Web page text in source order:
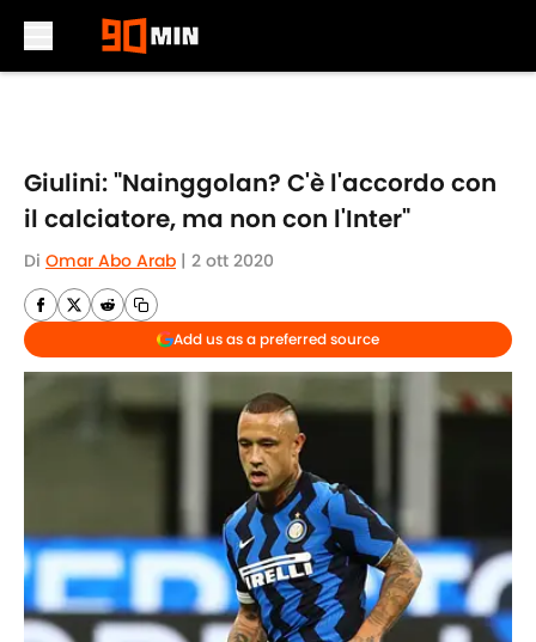
Giulini: "Nainggolan? C'è l'accordo con
il calciatore, ma non con l'Inter"
Di Omar Abo Arab | 2 ott 2020
Add us as a preferred source